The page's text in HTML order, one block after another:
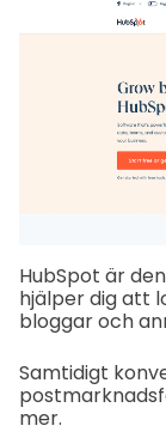
HubSpot är
hjälper dig att
bloggar och
Samtidigt
mer.